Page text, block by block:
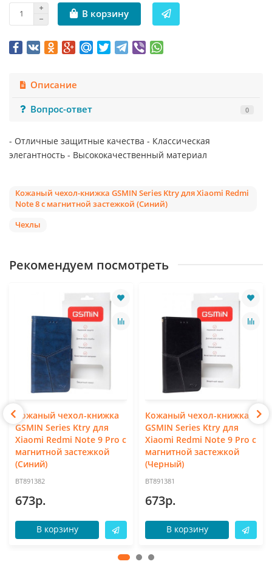
В корзину
Описание
Вопрос-ответ
0
- Отличные защитные качества - Классическая
элегантность - Высококачественный материал
Кожаный чехол-книжка GSMIN Series Ktry для Xiaomi Redmi
Note 8 с магнитной застежкой (Синий)
Чехлы
Рекомендуем посмотреть
Кожаный чехол-книжка
GSMIN Series Ktry для
Xiaomi Redmi Note 9 Pro с
магнитной застежкой
(Синий)
BT891382
673р.
В корзину
Кожаный чехол-книжка
GSMIN Series Ktry для
Xiaomi Redmi Note 9 Pro с
магнитной застежкой
(Черный)
BT891381
673р.
В корзину